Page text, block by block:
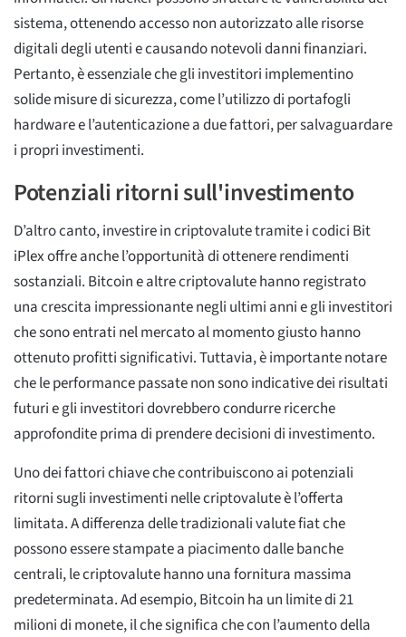
sistema, ottenendo accesso non autorizzato alle risorse
digitali degli utenti e causando notevoli danni finanziari.
Pertanto, è essenziale che gli investitori implementino
solide misure di sicurezza, come l’utilizzo di portafogli
hardware e l’autenticazione a due fattori, per salvaguardare
i propri investimenti.
Potenziali ritorni sull'investimento
D’altro canto, investire in criptovalute tramite i codici Bit
iPlex offre anche l’opportunità di ottenere rendimenti
sostanziali. Bitcoin e altre criptovalute hanno registrato
una crescita impressionante negli ultimi anni e gli investitori
che sono entrati nel mercato al momento giusto hanno
ottenuto profitti significativi. Tuttavia, è importante notare
che le performance passate non sono indicative dei risultati
futuri e gli investitori dovrebbero condurre ricerche
approfondite prima di prendere decisioni di investimento.
Uno dei fattori chiave che contribuiscono ai potenziali
ritorni sugli investimenti nelle criptovalute è l’offerta
limitata. A differenza delle tradizionali valute fiat che
possono essere stampate a piacimento dalle banche
centrali, le criptovalute hanno una fornitura massima
predeterminata. Ad esempio, Bitcoin ha un limite di 21
milioni di monete, il che significa che con l’aumento della